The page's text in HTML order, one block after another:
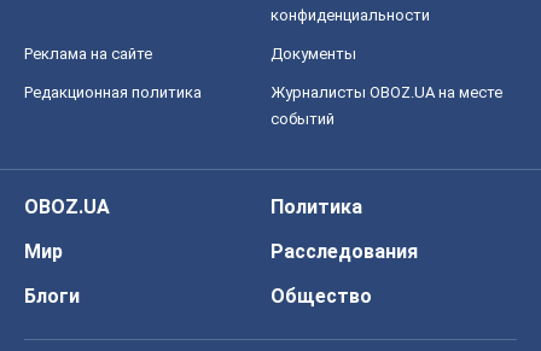
конфиденциальности
Реклама на сайте Документы
Редакционная политика
Журналисты OBOZ.UA на месте
событий
OBOZ.UA
Политика
Мир
Расследования
Блоги
Общество